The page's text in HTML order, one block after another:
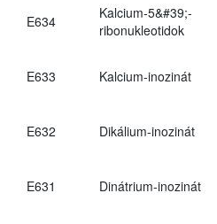
E634
Kalcium-5&#39;-
ribonukleotidok
E633 Kalcium-inozinát
E632 Dikálium-inozinát
E631 Dinátrium-inozinát